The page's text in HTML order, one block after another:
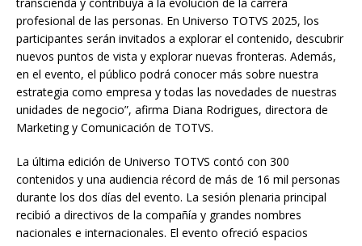
profesional de las personas. En Universo TOTVS 2025, los
participantes serán invitados a explorar el contenido, descubrir
nuevos puntos de vista y explorar nuevas fronteras. Además,
en el evento, el público podrá conocer más sobre nuestra
estrategia como empresa y todas las novedades de nuestras
unidades de negocio”, afirma Diana Rodrigues, directora de
Marketing y Comunicación de TOTVS.
La última edición de Universo TOTVS contó con 300
contenidos y una audiencia récord de más de 16 mil personas
durante los dos días del evento. La sesión plenaria principal
recibió a directivos de la compañía y grandes nombres
nacionales e internacionales. El evento ofreció espacios